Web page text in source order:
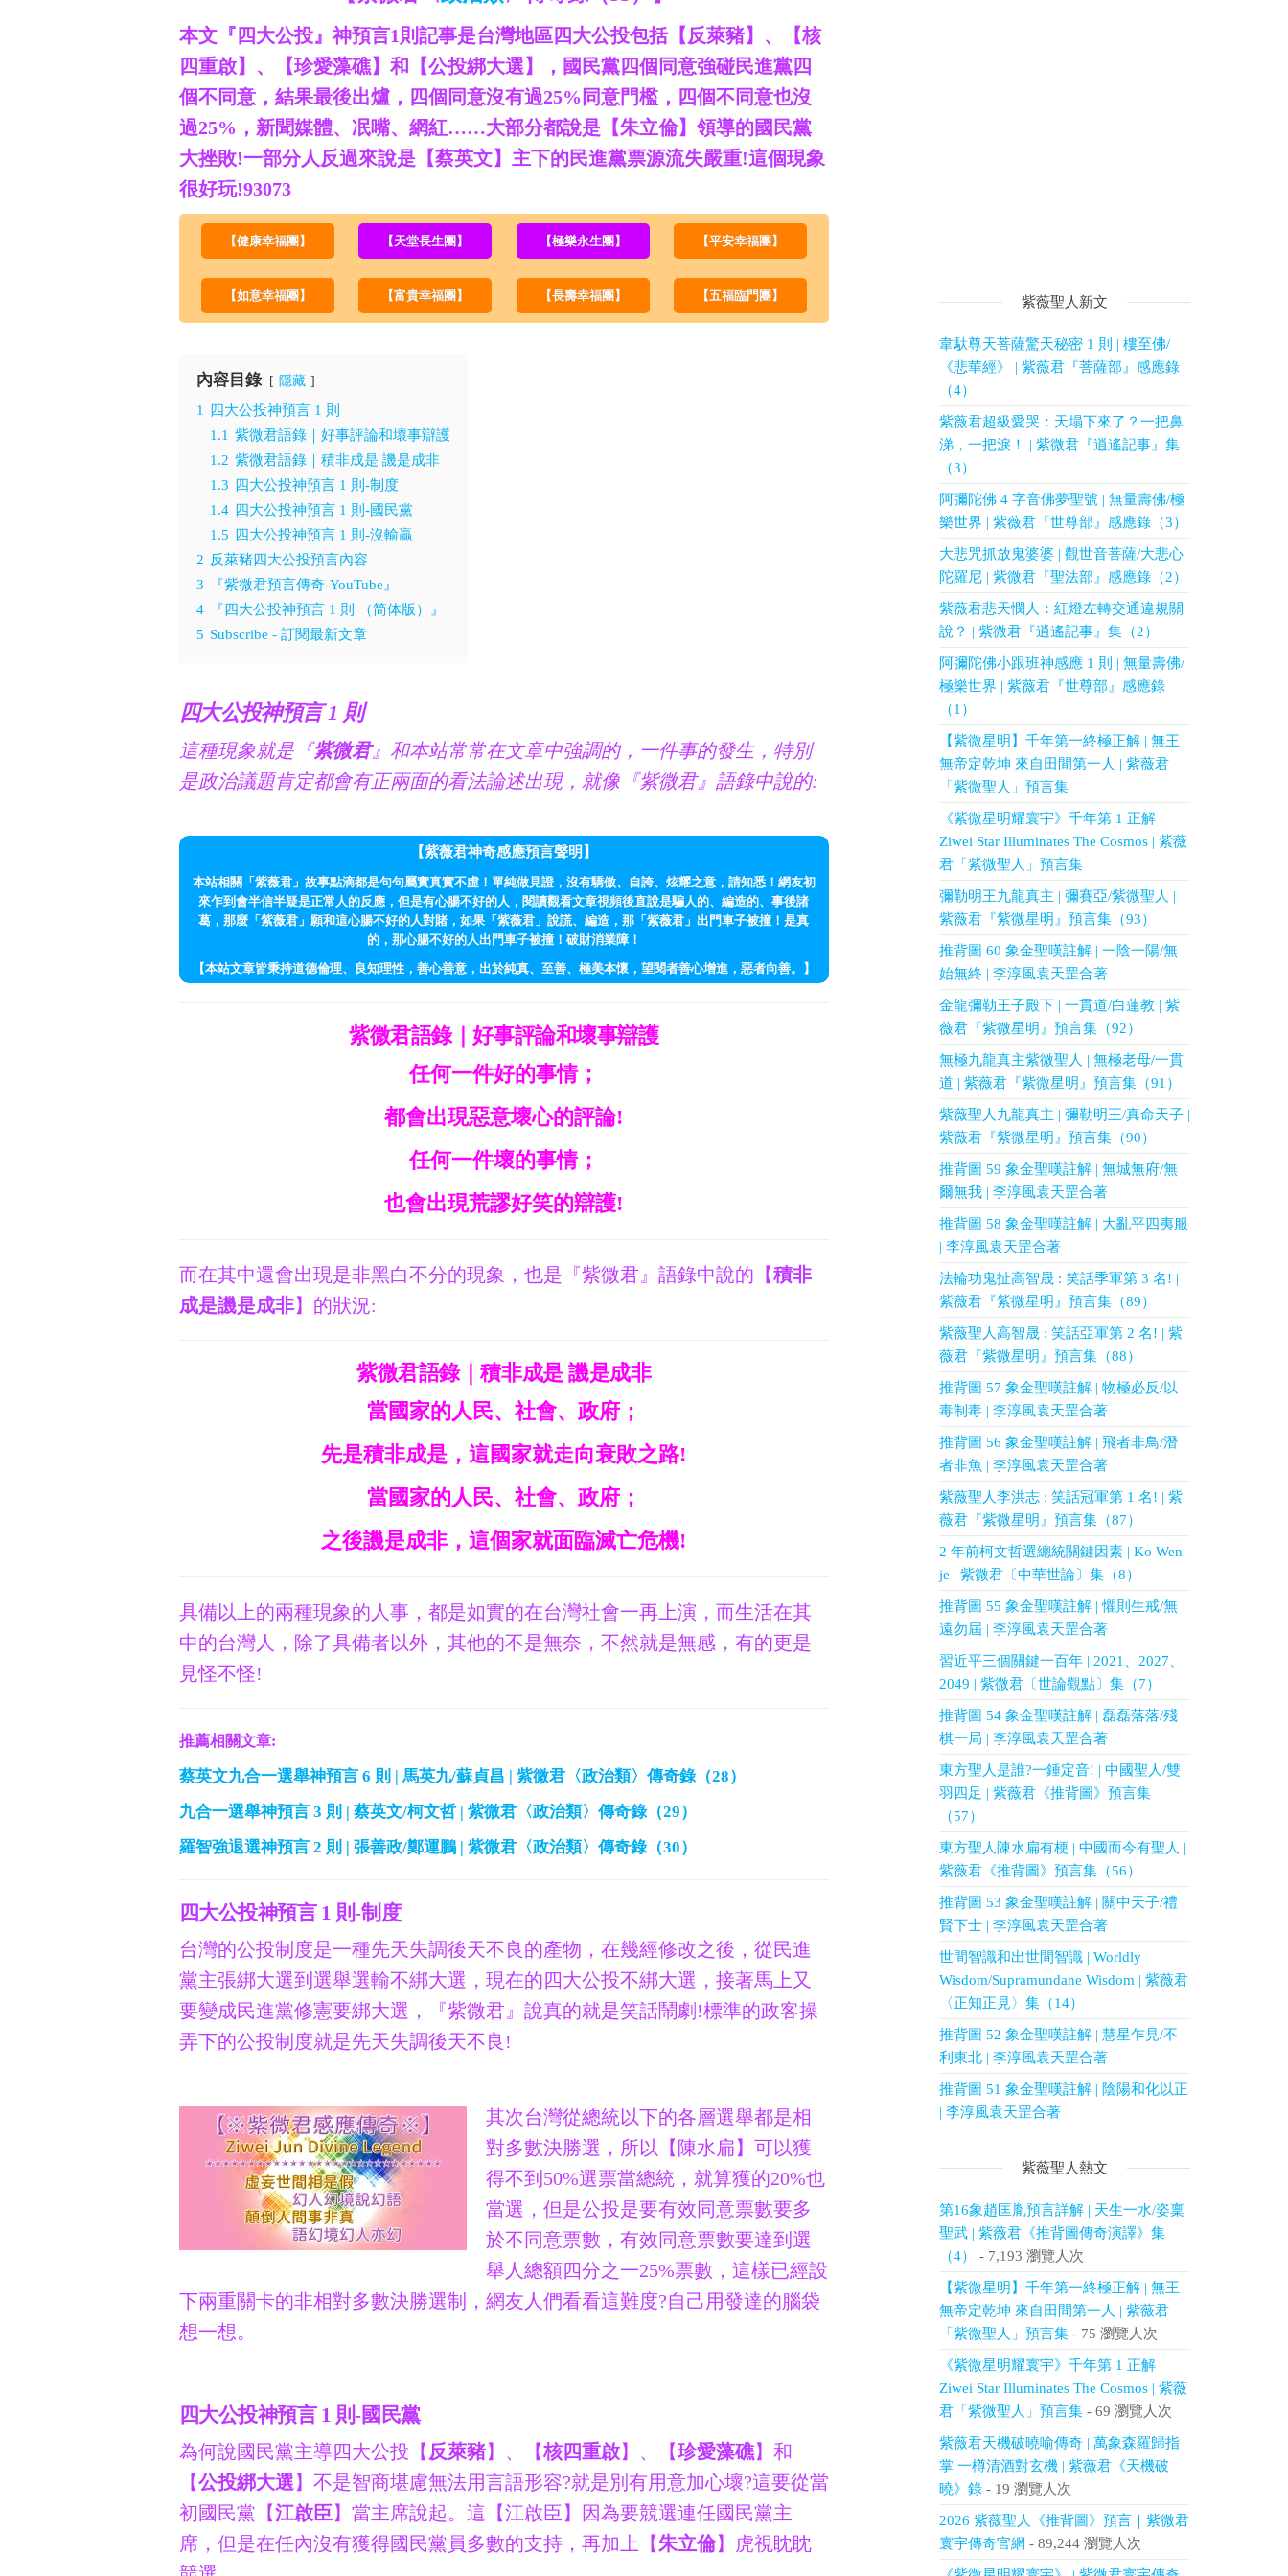
本文『四大公投』神預言1則記事是台灣地區四大公投包括【反萊豬】、【核
四重啟】、【珍愛藻礁】和【公投綁大選】，國民黨四個同意強碰民進黨四
個不同意，結果最後出爐，四個同意沒有過25%同意門檻，四個不同意也沒
過25%，新聞媒體、冺嘴、網紅……大部分都說是【朱立倫】領導的國民黨
大挫敗!一部分人反過來說是【蔡英文】主下的民進黨票源流失嚴重!這個現象
很好玩!93073
【健康幸福團】
【如意幸福團】
【天堂長生團】
【富貴幸福團】
【極樂永生團】
【長壽幸福團】
【平安幸福團】
【五福臨門團】
內容目錄 隱藏
1 四大公投神預言 1 則
1.1 紫微君語錄｜好事評論和壞事辯護
1.2 紫微君語錄｜積非成是 譏是成非
1.3 四大公投神預言 1 則-制度
1.4 四大公投神預言 1 則-國民黨
1.5 四大公投神預言 1 則-沒輸贏
2 反萊豬四大公投預言內容
3
『紫微君預言傳奇-YouTube』
4
『四大公投神預言 1 則 （简体版）』
5 Subscribe - 訂閱最新文章
四大公投神預言 1 則
這種現象就是『紫微君』和本站常常在文章中強調的，一件事的發生，特別
是政治議題肯定都會有正兩面的看法論述出現，就像『紫微君』語錄中說的:
【紫薇君神奇感應預言聲明】
本站相關「紫薇君」故事點滴都是句句屬實真實不虛！單純做見證，沒有驕傲、自誇、炫耀之意，請知悉！網友初
來乍到會半信半疑是正常人的反應，但是有心腸不好的人，閱讀觀看文章視頻後直說是騙人的、編造的、事後諸
葛，那麼「紫薇君」願和這心腸不好的人對賭，如果「紫薇君」說謊、編造，那「紫薇君」出門車子被撞！是真
的，那心腸不好的人出門車子被撞！破財消業障！
【本站文章皆秉持道德倫理、良知理性，善心善意，出於純真、至善、極美本懷，望閱者善心增進，惡者向善。】
紫微君語錄｜好事評論和壞事辯護
任何一件好的事情；
都會出現惡意壞心的評論!
任何一件壞的事情；
也會出現荒謬好笑的辯護!
而在其中還會出現是非黑白不分的現象，也是『紫微君』語錄中說的【積非
成是譏是成非】的狀況:
紫微君語錄｜積非成是 譏是成非
當國家的人民、社會、政府；
先是積非成是，這國家就走向衰敗之路!
當國家的人民、社會、政府；
之後譏是成非，這個家就面臨滅亡危機!
具備以上的兩種現象的人事，都是如實的在台灣社會一再上演，而生活在其
中的台灣人，除了具備者以外，其他的不是無奈，不然就是無感，有的更是
見怪不怪!
推薦相關文章:
蔡英文九合一選舉神預言 6 則 | 馬英九/蘇貞昌 | 紫微君〈政治類〉傳奇錄（28）
九合一選舉神預言 3 則 | 蔡英文/柯文哲 | 紫微君〈政治類〉傳奇錄（29）
羅智強退選神預言 2 則 | 張善政/鄭運鵬 | 紫微君〈政治類〉傳奇錄（30）
四大公投神預言 1 則-制度
台灣的公投制度是一種先天失調後天不良的產物，在幾經修改之後，從民進
黨主張綁大選到選舉選輸不綁大選，現在的四大公投不綁大選，接著馬上又
要變成民進黨修憲要綁大選，『紫微君』說真的就是笑話鬧劇!標準的政客操
弄下的公投制度就是先天失調後天不良!
其次台灣從總統以下的各層選舉都是相
對多數決勝選，所以【陳水扁】可以獲
得不到50%選票當總統，就算獲的20%也
當選，但是公投是要有效同意票數要多
於不同意票數，有效同意票數要達到選
舉人總額四分之一25%票數，這樣已經設
下兩重關卡的非相對多數決勝選制，網友人們看看這難度?自己用發達的腦袋
想一想。
四大公投神預言 1 則-國民黨
為何說國民黨主導四大公投【 反萊豬】、【核四重啟】、【珍愛藻礁】和
【公投綁大選】不是智商堪慮無法用言語形容?就是別有用意加心壞?這要從當
初國民黨【江啟臣】當主席說起。這【江啟臣】因為要競選連任國民黨主
席，但是在任內沒有獲得國民黨員多數的支持，再加上【朱立倫】虎視眈眈
紫薇聖人新文
韋馱尊天菩薩驚天秘密 1 則 | 樓至佛/
《悲華經》 | 紫薇君『菩薩部』感應錄
（4）
紫薇君超級愛哭：天塌下來了？一把鼻
涕，一把淚！ | 紫微君『逍遙記事』集
（3）
阿彌陀佛 4 字音佛夢聖號 | 無量壽佛/極
樂世界 | 紫薇君『世尊部』感應錄（3）
大悲咒抓放鬼婆婆 | 觀世音菩薩/大悲心
陀羅尼 | 紫微君『聖法部』感應錄（2）
紫薇君悲天憫人：紅燈左轉交通違規關
說？ | 紫微君『逍遙記事』集（2）
阿彌陀佛小跟班神感應 1 則 | 無量壽佛/
極樂世界 | 紫薇君『世尊部』感應錄
（1）
【紫微星明】千年第一終極正解 | 無王
無帝定乾坤 來自田間第一人 | 紫薇君
「紫微聖人」預言集
《紫微星明耀寰宇》千年第 1 正解 |
Ziwei Star Illuminates The Cosmos | 紫薇
君「紫微聖人」預言集
彌勒明王九龍真主 | 彌賽亞/紫微聖人 |
紫薇君『紫微星明』預言集（93）
推背圖 60 象金聖嘆註解 | 一陰一陽/無
始無終 | 李淳風袁天罡合著
金龍彌勒王子殿下 | 一貫道/白蓮教 | 紫
薇君『紫微星明』預言集（92）
無極九龍真主紫微聖人 | 無極老母/一貫
道 | 紫薇君『紫微星明』預言集（91）
紫薇聖人九龍真主 | 彌勒明王/真命天子 |
紫薇君『紫微星明』預言集（90）
推背圖 59 象金聖嘆註解 | 無城無府/無
爾無我 | 李淳風袁天罡合著
推背圖 58 象金聖嘆註解 | 大亂平四夷服
| 李淳風袁天罡合著
法輪功鬼扯高智晟 : 笑話季軍第 3 名! |
紫薇君『紫微星明』預言集（89）
紫薇聖人高智晟 : 笑話亞軍第 2 名! | 紫
薇君『紫微星明』預言集（88）
推背圖 57 象金聖嘆註解 | 物極必反/以
毒制毒 | 李淳風袁天罡合著
推背圖 56 象金聖嘆註解 | 飛者非鳥/潛
者非魚 | 李淳風袁天罡合著
紫薇聖人李洪志 : 笑話冠軍第 1 名! | 紫
薇君『紫微星明』預言集（87）
2 年前柯文哲選總統關鍵因素 | Ko Wen-
je | 紫微君〔中華世論〕集（8）
推背圖 55 象金聖嘆註解 | 懼則生戒/無
遠勿屆 | 李淳風袁天罡合著
習近平三個關鍵一百年 | 2021、2027、
2049 | 紫微君〔世論觀點〕集（7）
推背圖 54 象金聖嘆註解 | 磊磊落落/殘
棋一局 | 李淳風袁天罡合著
東方聖人是誰?一錘定音! | 中國聖人/雙
羽四足 | 紫薇君《推背圖》預言集
（57）
東方聖人陳水扁有梗 | 中國而今有聖人 |
紫薇君《推背圖》預言集（56）
推背圖 53 象金聖嘆註解 | 關中天子/禮
賢下士 | 李淳風袁天罡合著
世間智識和出世間智識 | Worldly
Wisdom/Supramundane Wisdom | 紫薇君
〈正知正見〉集（14）
推背圖 52 象金聖嘆註解 | 慧星乍見/不
利東北 | 李淳風袁天罡合著
推背圖 51 象金聖嘆註解 | 陰陽和化以正
| 李淳風袁天罡合著
紫薇聖人熱文
第16象趙匡胤預言詳解 | 天生一水/姿稟
聖武 | 紫薇君《推背圖傳奇演譯》集
（4）
- 7,193 瀏覽人次
【紫微星明】千年第一終極正解 | 無王
無帝定乾坤 來自田間第一人 | 紫薇君
「紫微聖人」預言集- 75 瀏覽人次
《紫微星明耀寰宇》千年第 1 正解 |
Ziwei Star Illuminates The Cosmos | 紫薇
君「紫微聖人」預言集- 69 瀏覽人次
紫薇君天機破曉喻傳奇 | 萬象森羅歸指
掌 一樽清酒對玄機 | 紫薇君《天機破
曉》錄- 19 瀏覽人次
2026 紫薇聖人《推背圖》預言｜紫微君
寰宇傳奇官網 - 89,244 瀏覽人次